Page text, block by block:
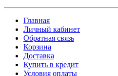
Главная
Личный кабинет
Обратная связь
Корзина
Доставка
Купить в кредит
Условия оплаты